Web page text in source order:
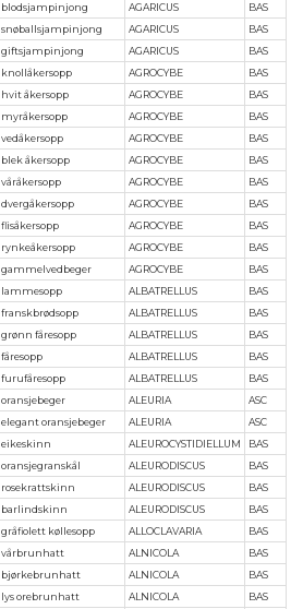
blodsjampinjong AGARICUS
BAS
snøballsjampinjong AGARICUS
BAS
giftsjampinjong AGARICUS
BAS
knollåkersopp AGROCYBE
BAS
hvit åkersopp AGROCYBE
BAS
myråkersopp AGROCYBE
BAS
vedåkersopp AGROCYBE
BAS
blek åkersopp AGROCYBE
BAS
våråkersopp AGROCYBE
BAS
dvergåkersopp AGROCYBE
BAS
flisåkersopp AGROCYBE
BAS
rynkeåkersopp AGROCYBE
BAS
gammelvedbeger AGROCYBE
BAS
lammesopp ALBATRELLUS
BAS
franskbrødsopp ALBATRELLUS
BAS
grønn fåresopp ALBATRELLUS
BAS
fåresopp ALBATRELLUS
BAS
furufåresopp ALBATRELLUS
BAS
oransjebeger ALEURIA
ASC
elegant oransjebeger ALEURIA
ASC
eikeskinn ALEUROCYSTIDIELLUM
BAS
oransjegranskål ALEURODISCUS
BAS
rosekrattskinn ALEURODISCUS
BAS
barlindskinn ALEURODISCUS
BAS
gråfiolett køllesopp ALLOCLAVARIA
BAS
vårbrunhatt ALNICOLA
BAS
bjørkebrunhatt ALNICOLA
BAS
lys orebrunhatt ALNICOLA
BAS